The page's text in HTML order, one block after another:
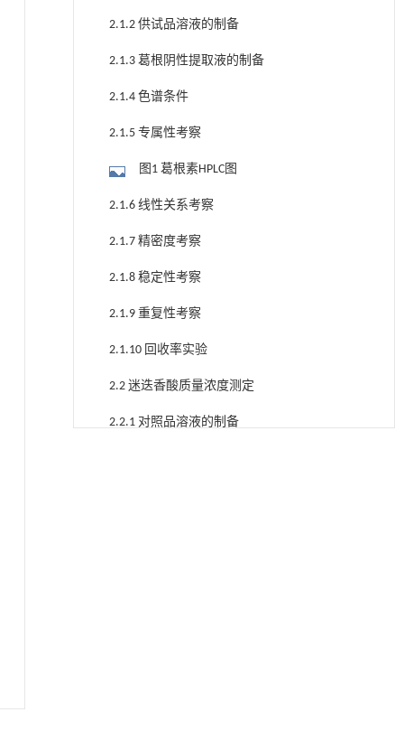
2.1.2 供试品溶液的制备
2.1.3 葛根阴性提取液的制备
2.1.4 色谱条件
2.1.5 专属性考察
图1 葛根素HPLC图
2.1.6 线性关系考察
2.1.7 精密度考察
2.1.8 稳定性考察
2.1.9 重复性考察
2.1.10 回收率实验
2.2 迷迭香酸质量浓度测定
2.2.1 对照品溶液的制备